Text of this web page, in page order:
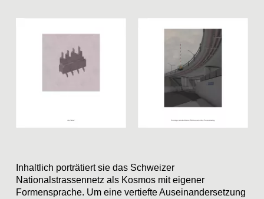
Inhaltlich porträtiert sie das Schweizer
Nationalstrassennetz als Kosmos mit eigener
Formensprache. Um eine vertiefte Auseinandersetzung